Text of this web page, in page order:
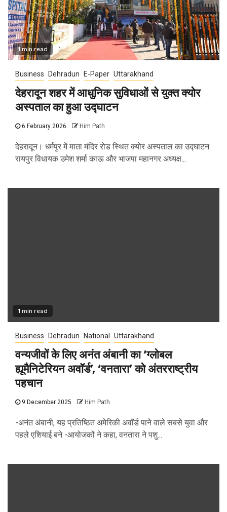
1 min read
Business Dehradun E-Paper Uttarakhand
देहरादून शहर में आधुनिक सुविधाओं से युक्त क्योर
अस्पताल का हुआ उद्घाटन
6 February 2026 Him Path
देहरादून। धर्मपुर में माता मंदिर रोड स्थित क्योर अस्पताल का उद्घाटन
रायपुर विधायक उमेश शर्मा काऊ और भाजपा महानगर अध्यक्ष...
1 min read
Business Dehradun National Uttarakhand
वन्यजीवों के लिए अनंत अंबानी का ‘ग्लोबल
ह्यूमैनिटेरियन अवॉर्ड’, ‘वनतारा’ को अंतरराष्ट्रीय
पहचान
9 December 2025 Him Path
-अनंत अंबानी, यह प्रतिष्ठित अमेरिकी अवॉर्ड पाने वाले सबसे युवा और
पहले एशियाई बने -आयोजकों ने कहा, वनतारा ने पशु...